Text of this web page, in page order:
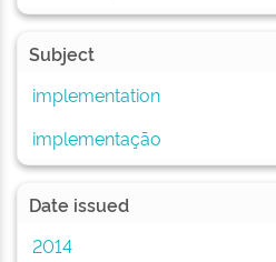
Subject
implementation
implementação
Date issued
2014